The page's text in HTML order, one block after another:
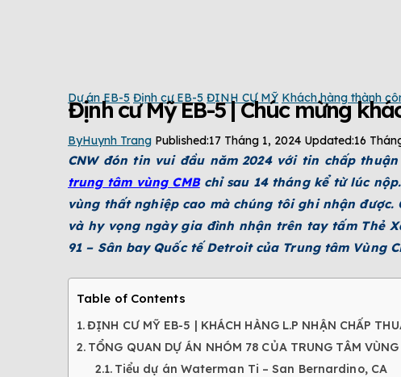
Dự án EB-5 Định cư EB-5 ĐỊNH CƯ MỸ Khách hàng thành
Định cư Mỹ EB-5 | Chúc mừng
ByHuynh Trang Published:17 Tháng 1, 2024 Updated:16
CNW đón tin vui đầu năm 2024 với tin chấp
trung tâm vùng CMBchỉ sau 14 tháng kể từ lúc
vùng thất nghiệp cao mà chúng tôi ghi nhận
và hy vọng ngày gia đình nhận trên tay tấm Thẻ
91 – Sân bay Quốc tế Detroit của Trung tâm Vùng
Table of Contents
ĐỊNH CƯ MỸ EB-5 | KHÁCH HÀNG L.P NHẬN CHẤP
TỔNG QUAN DỰ ÁN NHÓM 78 CỦA TRUNG TÂM VÙNG
Tiểu dự án Waterman Ti – San Bernardino, CA